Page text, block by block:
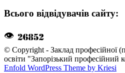
Всього відвідувачів сайту:
👁
© Copyright - Заклад професійної
освіти "Запорізький
Enfold WordPress Theme by Kriesi